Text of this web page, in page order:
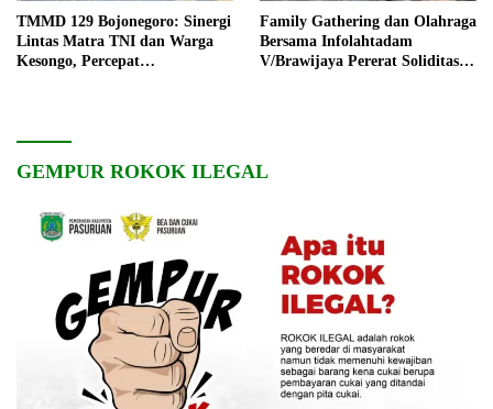
TMMD 129 Bojonegoro: Sinergi
Lintas Matra TNI dan Warga
Kesongo, Percepat
Family Gathering dan Olahraga
Bersama Infolahtadam
V/Brawijaya Pererat Soliditas
GEMPUR ROKOK ILEGAL